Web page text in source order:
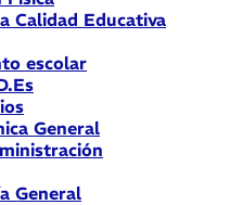
Calidad Educativa
escolar
General
General